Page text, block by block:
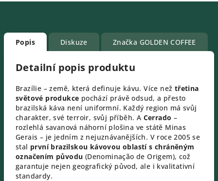
Popis Diskuze Značka GOLDEN COFFEE
Detailní popis produktu
Brazílie – země, která definuje kávu. Více než třetina
světové produkce pochází právě odsud, a přesto
brazilská káva není uniformní. Každý region má svůj
charakter, své terroir, svůj příběh. A Cerrado –
rozlehlá savanová náhorní plošina ve státě Minas
Gerais – je jedním z nejuznávanějších. V roce 2005 se
stal první brazilskou kávovou oblastí s chráněným
označením původu (Denominação de Origem), což
garantuje nejen geografický původ, ale i kvalitativní
standardy.